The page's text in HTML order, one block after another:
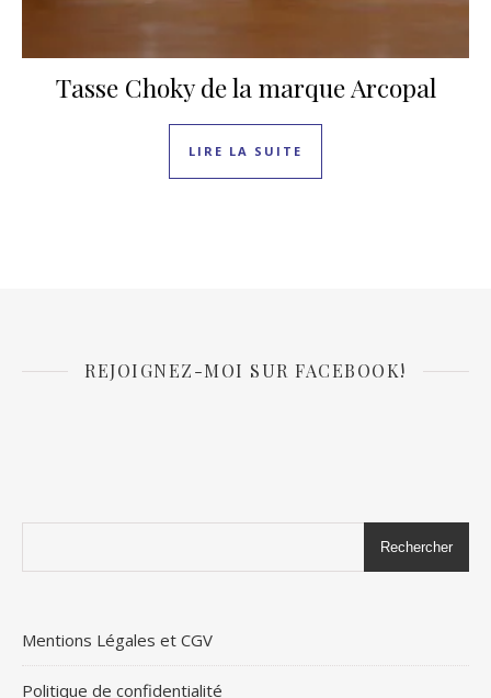
Tasse Choky de la marque Arcopal
LIRE LA SUITE
REJOIGNEZ-MOI SUR FACEBOOK!
Rechercher
Mentions Légales et CGV
Politique de confidentialité